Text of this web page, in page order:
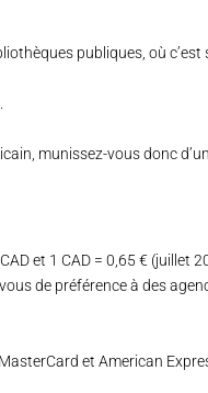
publiques, où
munissez-vous donc
et 1 CAD = 0,65 € (juillet
de préférence à des
et American